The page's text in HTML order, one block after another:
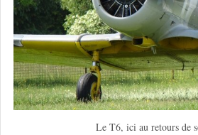
Le T6, ici au retours de